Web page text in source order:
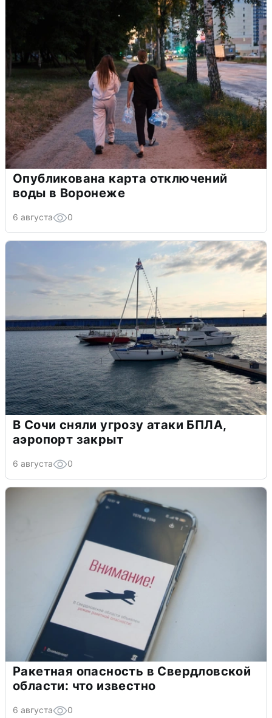
Опубликована карта отключений
воды в Воронеже
6 августа 0
В Сочи сняли угрозу атаки БПЛА,
аэропорт закрыт
6 августа 0
Ракетная опасность в Свердловской
области: что известно
6 августа 0